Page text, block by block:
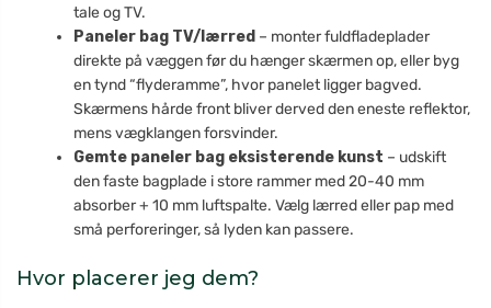
tale og TV.
Paneler bag TV/lærred – monter fuldfladeplader
direkte på væggen før du hænger skærmen op, eller byg
en tynd “flyderamme”, hvor panelet ligger bagved.
Skærmens hårde front bliver derved den eneste reflektor,
mens vægklangen forsvinder.
Gemte paneler bag eksisterende kunst – udskift
den faste bagplade i store rammer med 20-40 mm
absorber + 10 mm luftspalte. Vælg lærred eller pap med
små perforeringer, så lyden kan passere.
Hvor placerer jeg dem?